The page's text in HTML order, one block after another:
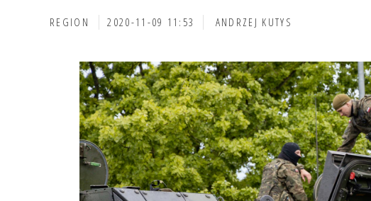
REGION 2020-11-09 11:53 ANDRZEJ KUTYS